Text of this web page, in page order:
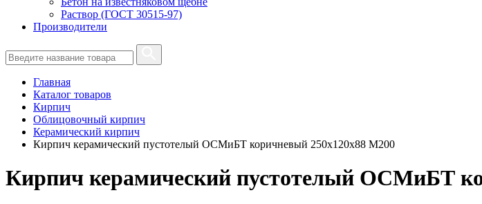
Раствор (ГОСТ 30515-97)
Производители
Главная
Каталог товаров
Кирпич
Облицовочный кирпич
Керамический кирпич
Кирпич керамический пустотелый ОСМиБТ коричневый 250х120х88 М200
Кирпич керамический пустотелый ОСМиБТ